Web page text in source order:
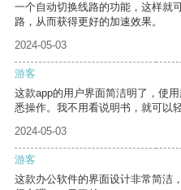
一个自动切换线路的功能，这样就
路，从而获得更好的加速效果。
2024-05-03
游客
这款app的用户界面简洁明了，使
悉操作。我不用看说明书，就可以
2024-05-03
游客
这款办公软件的界面设计非常简洁